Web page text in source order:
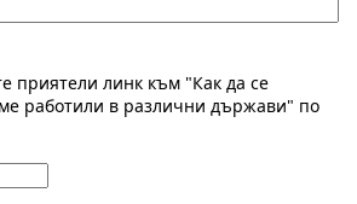
приятели линк към "Как да се
работили в различни държави" по